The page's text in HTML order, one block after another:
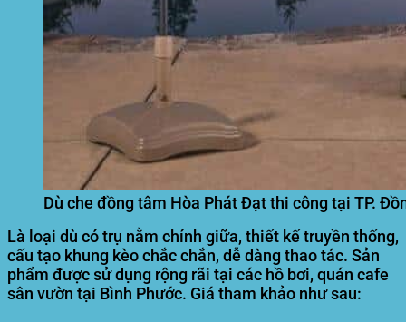
Dù che đồng tâm Hòa Phát Đạt thi công tại TP.
Là loại dù có trụ nằm chính giữa, thiết kế truyền thống,
cấu tạo khung kèo chắc chắn, dễ dàng thao tác. Sản
phẩm được sử dụng rộng rãi tại các hồ bơi, quán cafe
sân vườn tại Bình Phước. Giá tham khảo như sau: